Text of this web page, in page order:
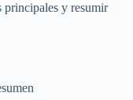
principales y resumir